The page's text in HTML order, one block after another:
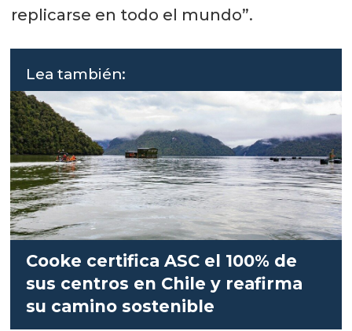
replicarse en todo el mundo”.
Lea también:
Cooke certifica ASC el 100% de
sus centros en Chile y reafirma
su camino sostenible